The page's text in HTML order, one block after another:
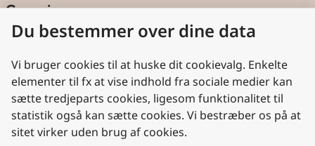
Genveje
Cookies
Aktindsigt
Persondatabeskyttelse
Nyttige links
Du bestemmer over dine data
Vi bruger cookies til at huske dit cookievalg. Enkelte
elementer til fx at vise indhold fra sociale medier kan
sætte tredjeparts cookies, ligesom funktionalitet til
statistik også kan sætte cookies. Vi bestræber os på at
sitet virker uden brug af cookies.